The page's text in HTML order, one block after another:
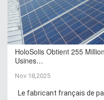
HoloSolis Obtient 255
Usines…
Nov 18,2025
Le fabricant français de